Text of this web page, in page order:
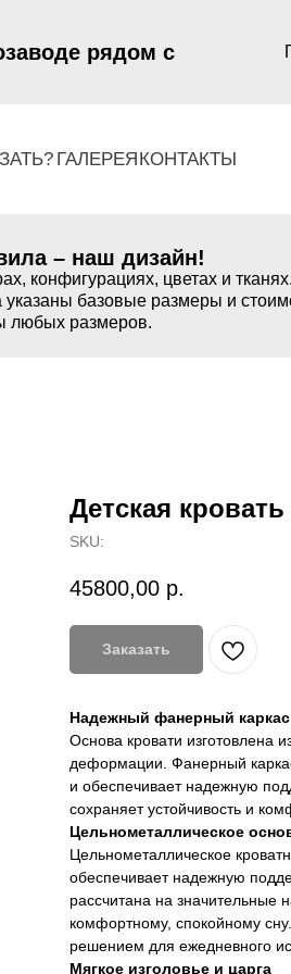
рядом с
ГАЛЕРЕЯКОНТАКТЫ
– наш дизайн!
конфигурациях, цветах и
базовые размеры и
любых размеров.
Детская кровать
SKU:
45800,00 р.
Заказать
Надежный фанерный каркас
Основа кровати изготовлена
деформации. Фанерный
и обеспечивает надежную
сохраняет устойчивость и
Цельнометаллическое
Цельнометаллическое
обеспечивает надежную
рассчитана на значительные
комфортному, спокойному
решением для ежедневного
Мягкое изголовье и царга